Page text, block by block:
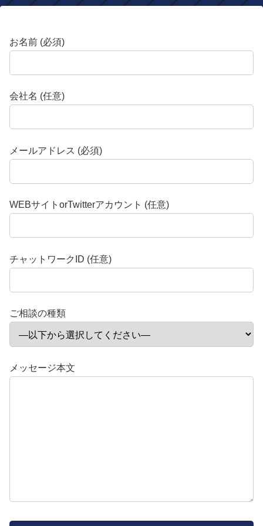
お名前 (必須)
会社名 (任意)
メールアドレス (必須)
WEBサイトorTwitterアカウント (任意)
チャットワークID (任意)
ご相談の種類
メッセージ本文